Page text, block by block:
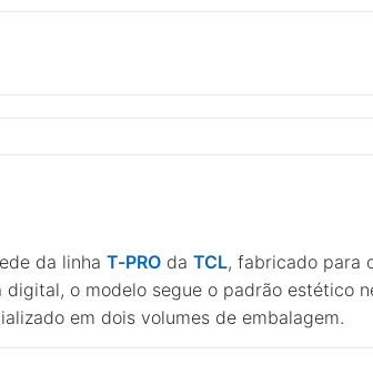
da linha T-PRO da TCL, fabricado para
o modelo segue o padrão estético
em dois volumes de embalagem.